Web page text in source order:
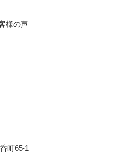
様の声
町65-1